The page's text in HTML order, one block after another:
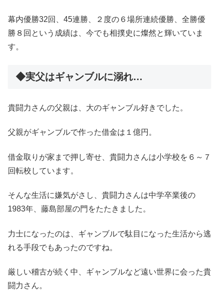
幕内優勝32回、45連勝、２度の６場所連続優勝、全勝優
勝８回という成績は、今でも相撲史に燦然と輝いていま
す。
◆実父はギャンブルに溺れ…
貴闘力さんの父親は、大のギャンブル好きでした。
父親がギャンブルで作った借金は１億円。
借金取りが家まで押し寄せ、貴闘力さんは小学校を６～７
回転校しています。
そんな生活に嫌気がさし、貴闘力さんは中学卒業後の
1983年、藤島部屋の門をたたきました。
力士になったのは、ギャンブルで駄目になった生活から逃
れる手段でもあったのですね。
厳しい稽古が続く中、ギャンブルなど遠い世界に会った貴
闘力さん。